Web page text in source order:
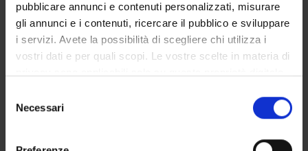
pubblicare annunci e contenuti personalizzati, misurare
gli annunci e i contenuti, ricercare il pubblico e sviluppare
i servizi. Avete la possibilità di scegliere chi utilizza i
vostri dati e per quali scopi. Le vostre scelte in materia di
modificare o revocare il proprio consenso in qualsiasi
momento dalla Dichiarazione sui cookie o facendo clic
delNecessari
SEARCH
Search by key words.
The search results will show people,
publications, research projects and skills within